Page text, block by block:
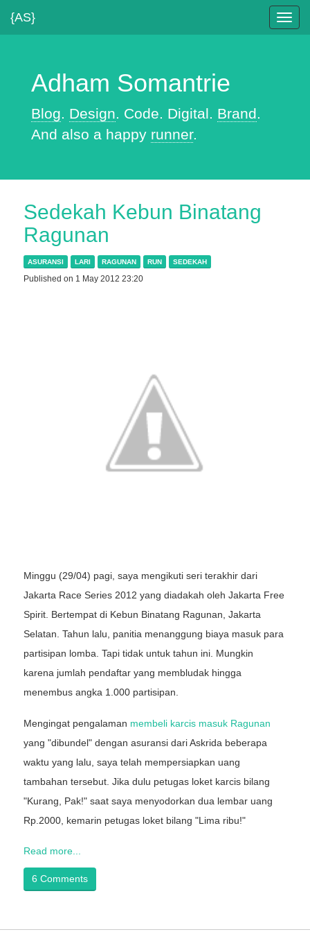
{AS}
Adham Somantrie
Blog. Design. Code. Digital. Brand.
And also a happy runner.
Sedekah Kebun Binatang
Ragunan
ASURANSI LARI RAGUNAN RUN SEDEKAH
Published on 1 May 2012 23:20
Minggu (29/04) pagi, saya mengikuti seri terakhir dari
Jakarta Race Series 2012 yang diadakah oleh Jakarta Free
Spirit. Bertempat di Kebun Binatang Ragunan, Jakarta
Selatan. Tahun lalu, panitia menanggung biaya masuk para
partisipan lomba. Tapi tidak untuk tahun ini. Mungkin
karena jumlah pendaftar yang membludak hingga
menembus angka 1.000 partisipan.
Mengingat pengalaman membeli karcis masuk Ragunan
yang "dibundel" dengan asuransi dari Askrida beberapa
waktu yang lalu, saya telah mempersiapkan uang
tambahan tersebut. Jika dulu petugas loket karcis bilang
"Kurang, Pak!" saat saya menyodorkan dua lembar uang
Rp.2000, kemarin petugas loket bilang "Lima ribu!"
Read more...
6 Comments